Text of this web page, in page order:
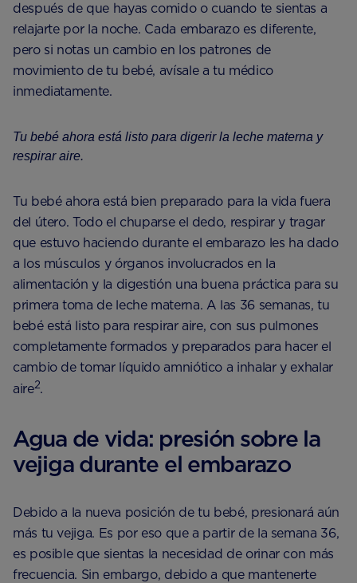
después de que hayas comido o cuando te sientas a
relajarte por la noche. Cada embarazo es diferente,
pero si notas un cambio en los patrones de
movimiento de tu bebé, avísale a tu médico
inmediatamente.
Tu bebé ahora está listo para digerir la leche materna y
respirar aire.
Tu bebé ahora está bien preparado para la vida fuera
del útero. Todo el chuparse el dedo, respirar y tragar
que estuvo haciendo durante el embarazo les ha dado
a los músculos y órganos involucrados en la
alimentación y la digestión una buena práctica para su
primera toma de leche materna. A las 36 semanas, tu
bebé está listo para respirar aire, con sus pulmones
completamente formados y preparados para hacer el
cambio de tomar líquido amniótico a inhalar y exhalar
aire2.
Agua de vida: presión sobre la
vejiga durante el embarazo
Debido a la nueva posición de tu bebé, presionará aún
más tu vejiga. Es por eso que a partir de la semana 36, ​​
es posible que sientas la necesidad de orinar con más
frecuencia. Sin embargo, debido a que mantenerte